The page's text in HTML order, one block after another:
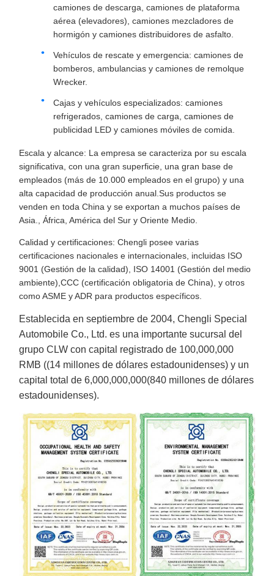
camiones de descarga, camiones de plataforma
aérea (elevadores), camiones mezcladores de
hormigón y camiones distribuidores de asfalto.
Vehículos de rescate y emergencia: camiones de
bomberos, ambulancias y camiones de remolque
Wrecker.
Cajas y vehículos especializados: camiones
refrigerados, camiones de carga, camiones de
publicidad LED y camiones móviles de comida.
Escala y alcance: La empresa se caracteriza por su escala
significativa, con una gran superficie, una gran base de
empleados (más de 10.000 empleados en el grupo) y una
alta capacidad de producción anual.Sus productos se
venden en toda China y se exportan a muchos países de
Asia., África, América del Sur y Oriente Medio.
Calidad y certificaciones: Chengli posee varias
certificaciones nacionales e internacionales, incluidas ISO
9001 (Gestión de la calidad), ISO 14001 (Gestión del medio
ambiente),CCC (certificación obligatoria de China), y otros
como ASME y ADR para productos específicos.
Establecida en septiembre de 2004, Chengli Special
Automobile Co., Ltd. es una importante sucursal del
grupo CLW con capital registrado de 100,000,000
RMB ((14 millones de dólares estadounidenses) y un
capital total de 6,000,000,000(840 millones de dólares
estadounidenses).